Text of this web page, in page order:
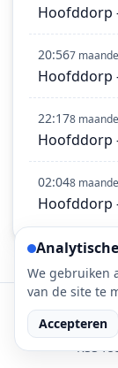
Hoofddorp
20:567
Hoofddorp
22:178
Hoofddorp
02:048
Hoofddorp
RSS
We gebruiken
van de site te
Accepteren